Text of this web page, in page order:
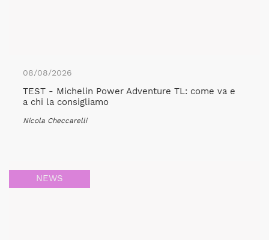
08/08/2026
TEST - Michelin Power Adventure TL: come va e
a chi la consigliamo
Nicola Checcarelli
NEWS